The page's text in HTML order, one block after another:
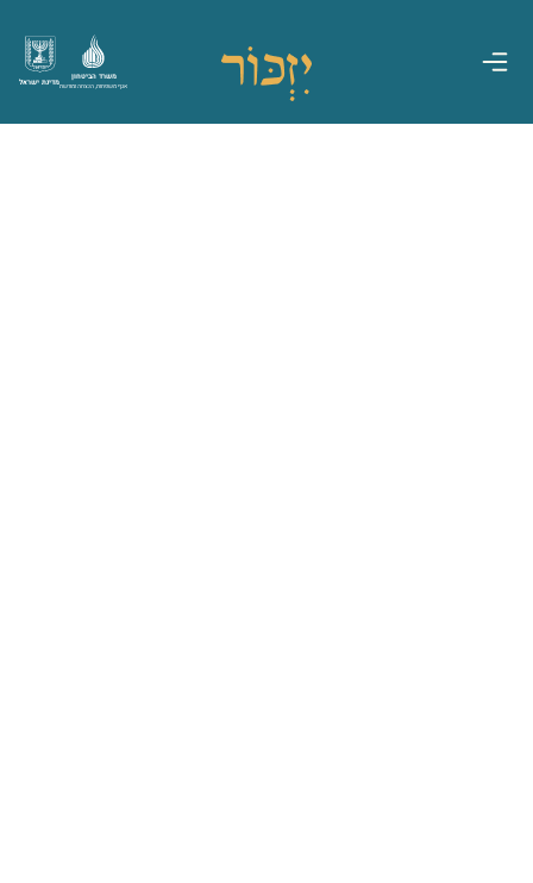
מדינת ישראל
משרד הביטחון
אגף משפחות, הנצחה ומורשת